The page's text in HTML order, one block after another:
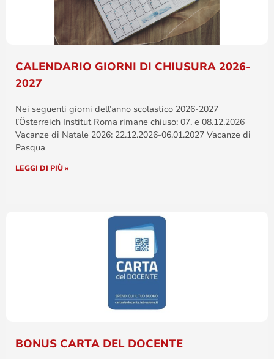
CALENDARIO GIORNI DI CHIUSURA 2026-
2027
Nei seguenti giorni dell’anno scolastico 2026-2027
l’Österreich Institut Roma rimane chiuso: 07. e 08.12.2026
Vacanze di Natale 2026: 22.12.2026-06.01.2027 Vacanze di
Pasqua
LEGGI DI PIÙ »
BONUS CARTA DEL DOCENTE